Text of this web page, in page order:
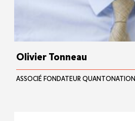
Olivier Tonneau
ASSOCIÉ FONDATEUR QUANTONATION